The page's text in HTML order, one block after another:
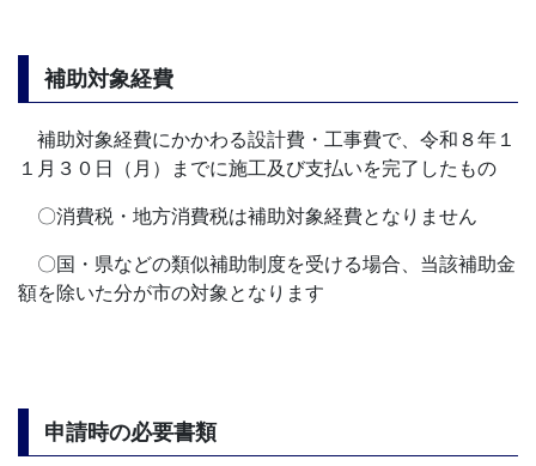
補助対象経費
補助対象経費にかかわる設計費・工事費で、令和８年１
１月３０日（月）までに施工及び支払いを完了したもの
〇消費税・地方消費税は補助対象経費となりません
〇国・県などの類似補助制度を受ける場合、当該補助金
額を除いた分が市の対象となります
申請時の必要書類